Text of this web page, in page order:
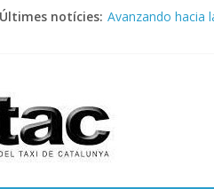
Últimes notícies: Avanzando hacia